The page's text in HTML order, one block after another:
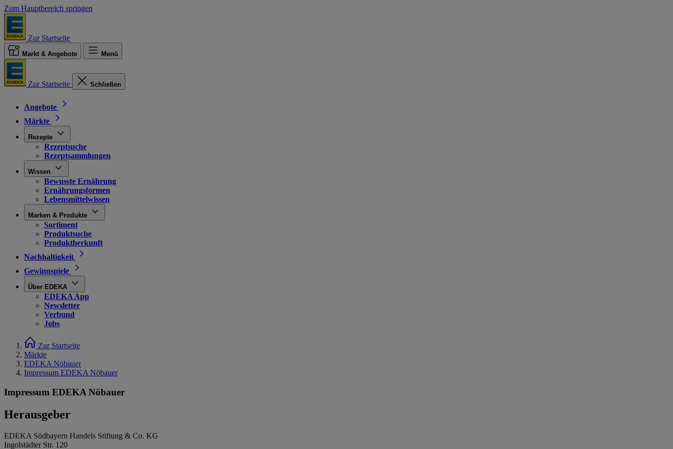
Zum Hauptbereich springen
Zur Startseite
Markt & Angebote Menü
Zur Startseite Schließen
Angebote
Märkte
Rezepte
Rezeptsuche
Rezeptsammlungen
Wissen
Bewusste Ernährung
Ernährungsformen
Lebensmittelwissen
Marken & Produkte
Sortiment
Produktsuche
Produktherkunft
Nachhaltigkeit
Gewinnspiele
Über EDEKA
EDEKA App
Newsletter
Verbund
Jobs
Zur Startseite
Märkte
EDEKA Nöbauer
Impressum EDEKA Nöbauer
Impressum EDEKA Nöbauer
Herausgeber
EDEKA Südbayern Handels Stiftung & Co. KG
Ingolstädter Str. 120